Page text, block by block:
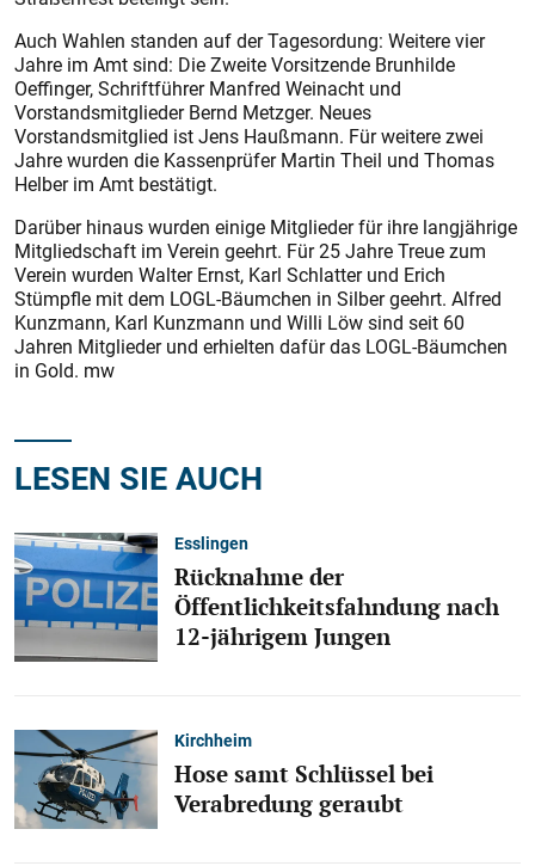
Auch Wahlen standen auf der Tagesordung: Weitere vier
Jahre im Amt sind: Die Zweite Vorsitzende Brunhilde
Oeffinger, Schriftführer Manfred Weinacht und
Vorstandsmitglieder Bernd Metzger. Neues
Vorstandsmitglied ist Jens Haußmann. Für weitere zwei
Jahre wurden die Kassenprüfer Martin Theil und Thomas
Helber im Amt bestätigt.
Darüber hinaus wurden einige Mitglieder für ihre langjährige
Mitgliedschaft im Verein geehrt. Für 25 Jahre Treue zum
Verein wurden Walter Ernst, Karl Schlatter und Erich
Stümpfle mit dem LOGL-Bäumchen in Silber geehrt. Alfred
Kunzmann, Karl Kunzmann und Willi Löw sind seit 60
Jahren Mitglieder und erhielten dafür das LOGL-Bäumchen
in Gold. mw
LESEN SIE AUCH
Esslingen
Rücknahme der
Öffentlichkeitsfahndung nach
12-jährigem Jungen
Kirchheim
Hose samt Schlüssel bei
Verabredung geraubt